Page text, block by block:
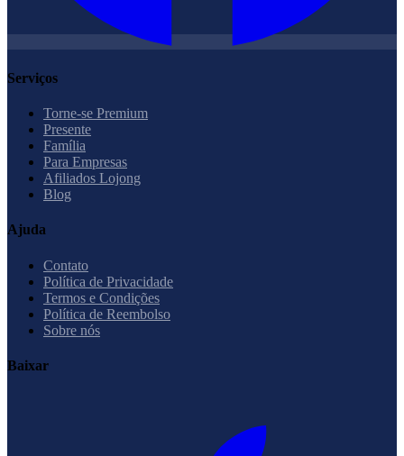
Serviços
Torne-se Premium
Presente
Família
Para Empresas
Afiliados Lojong
Blog
Ajuda
Contato
Política de Privacidade
Termos e Condições
Política de Reembolso
Sobre nós
Baixar